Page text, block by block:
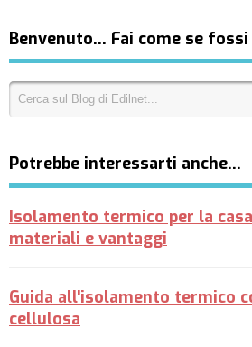
Benvenuto… Fai come se fossi
Potrebbe interessarti anche…
Isolamento termico per la
materiali e vantaggi
Guida all'isolamento termico
cellulosa